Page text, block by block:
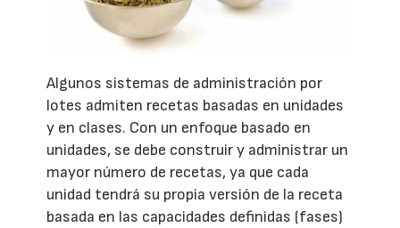
Algunos sistemas de administración por
lotes admiten recetas basadas en unidades
y en clases. Con un enfoque basado en
unidades, se debe construir y administrar un
mayor número de recetas, ya que cada
unidad tendrá su propia versión de la receta
basada en las capacidades definidas (fases)